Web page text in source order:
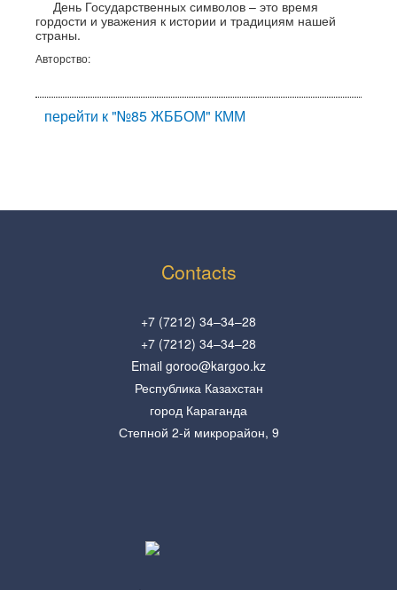
День Государственных символов – это время
гордости и уважения к истории и традициям нашей
страны.
Авторство:
перейти к "№85 ЖББОМ" КММ
Contacts
+7 (7212) 34–34–28
+7 (7212) 34–34–28
Email goroo@kargoo.kz
Республика Казахстан
город Караганда
Степной 2-й микрорайон, 9